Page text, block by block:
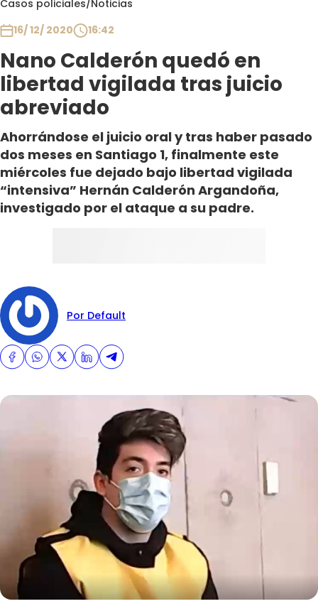
Casos policiales/Noticias
16/ 12/ 2020
16:42
Nano Calderón quedó en
libertad vigilada tras juicio
abreviado
Ahorrándose el juicio oral y tras haber pasado
dos meses en Santiago 1, finalmente este
miércoles fue dejado bajo libertad vigilada
“intensiva” Hernán Calderón Argandoña,
investigado por el ataque a su padre.
Por Default
Club De La Comedia
Contigo en Directo
Plan Perfecto
El Tiempo
Sabingo
Todos Los Programas